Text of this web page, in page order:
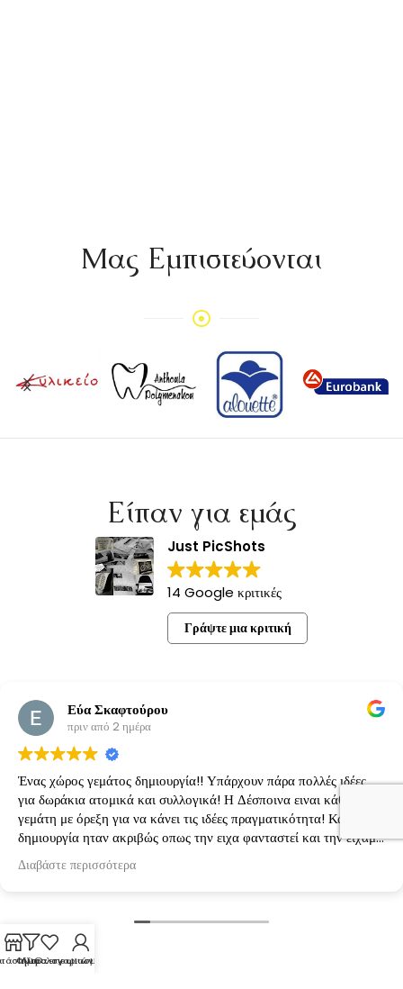
Mας Εμπιστεύονται
Είπαν για εμάς
Just PicShots
14 Google κριτικές
Γράψτε μια κριτική
Εύα Σκαφτούρου
πριν από 2 ημέρα
Ένας χώρος γεμάτος δημιουργία!! Υπάρχουν πάρα πολλές ιδέες
για δωράκια ατομικά και συλλογικά! Η Δέσποινα ειναι κάθε φορά
γεμάτη με όρεξη για να κάνει τις ιδέες πραγματικότητα! Κάθε
δημιουργία ηταν ακριβώς οπως την ειχα φανταστεί και την είχαμε
κανονίσει!
Διαβάστε περισσότερα
Φίλτρα
Λίστα επιθυμιών
Ο λογαριασμός μου